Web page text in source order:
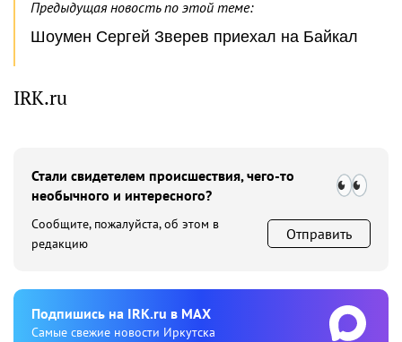
Предыдущая новость по этой теме:
Шоумен Сергей Зверев приехал на Байкал
IRK.ru
Стали свидетелем происшествия, чего-то
необычного и интересного?
Сообщите, пожалуйста, об этом в
редакцию
Отправить
Подпишиcь на IRK.ru в MAX
Cамые свежие новости Иркутска